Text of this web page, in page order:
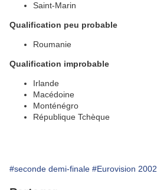
Saint-Marin
Qualification peu probable
Roumanie
Qualification improbable
Irlande
Macédoine
Monténégro
République Tchèque
#seconde demi-finale #Eurovision 2002